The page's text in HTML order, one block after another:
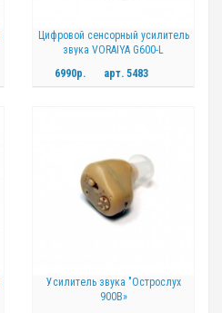
Цифровой сенсорный усилитель
звука VORAIYA G600-L
6990р.
арт. 5483
Усилитель звука "Острослух
900B»